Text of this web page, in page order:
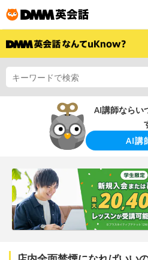
AI講師ならい
AI講